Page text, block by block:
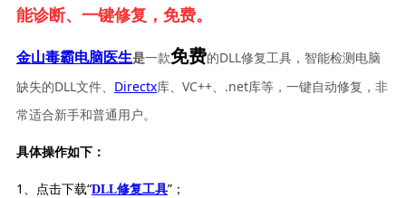
能诊断、一键修复，免费。
金山毒霸电脑医生是一款免费的DLL修复工具，智能检测电脑
缺失的DLL文件、 Directx库、VC++、.net库等，一键自动修复，非
常适合新手和普通用户。
具体操作如下：
1、点击下载“DLL修复工具”；